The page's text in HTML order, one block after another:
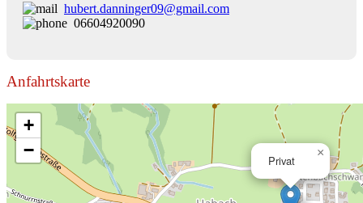
hubert.danninger09@gmail.com
06604920090
Anfahrtskarte
Privat
×
+
−